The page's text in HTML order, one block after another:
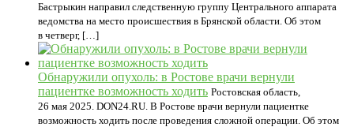
Бастрыкин направил следственную группу Центрального аппарата
ведомства на место происшествия в Брянской области. Об этом
в четверг, […]
Обнаружили опухоль: в Ростове врачи вернули
пациентке возможность ходить Ростовская область,
26 мая 2025. DON24.RU. В Ростове врачи вернули пациентке
возможность ходить после проведения сложной операции. Об этом